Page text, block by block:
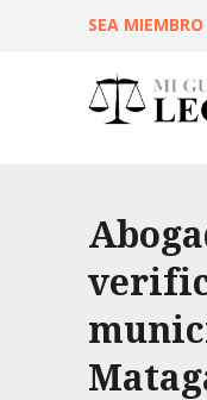
SEA MIEMBRO